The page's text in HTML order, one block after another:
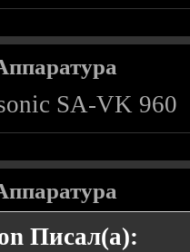
SA-VK 960
Писал(а):